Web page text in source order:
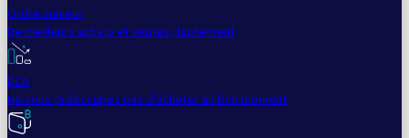
Ordre suiveur
De meilleurs achats et ventes, facilement
DCA
Ne vous préoccupez pas d'acheter au bon moment